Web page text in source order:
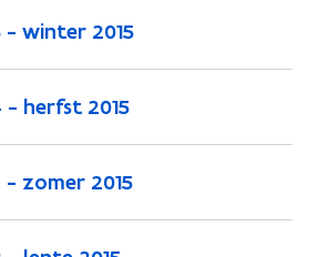
winter 2015
herfst 2015
zomer 2015